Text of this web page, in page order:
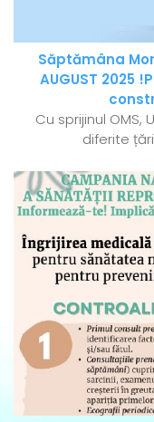
Săptămâna
AUGUST 2025
Cu sprijinul OMS,
diferite